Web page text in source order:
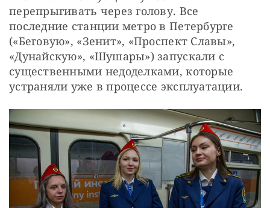
перепрыгивать через голову. Все
последние станции метро в Петербурге
(«Беговую», «Зенит», «Проспект Славы»,
«Дунайскую», «Шушары») запускали с
существенными недоделками, которые
устраняли уже в процессе эксплуатации.